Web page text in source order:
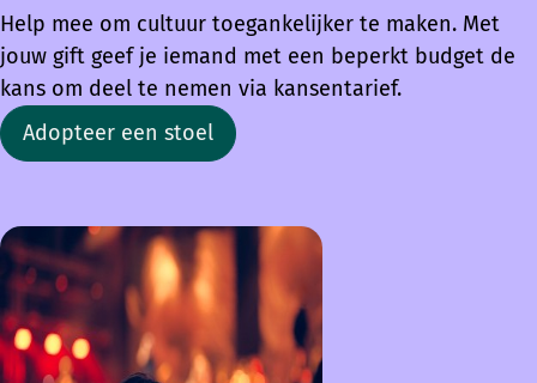
Help mee om cultuur toegankelijker te maken. Met
jouw gift geef je iemand met een beperkt budget de
kans om deel te nemen via kansentarief.
Adopteer een stoel